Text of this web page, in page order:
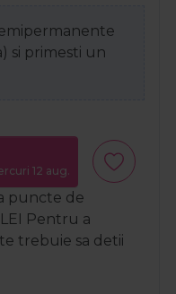
si primesti un
12 aug.
puncte de
LEI Pentru a
trebuie sa detii